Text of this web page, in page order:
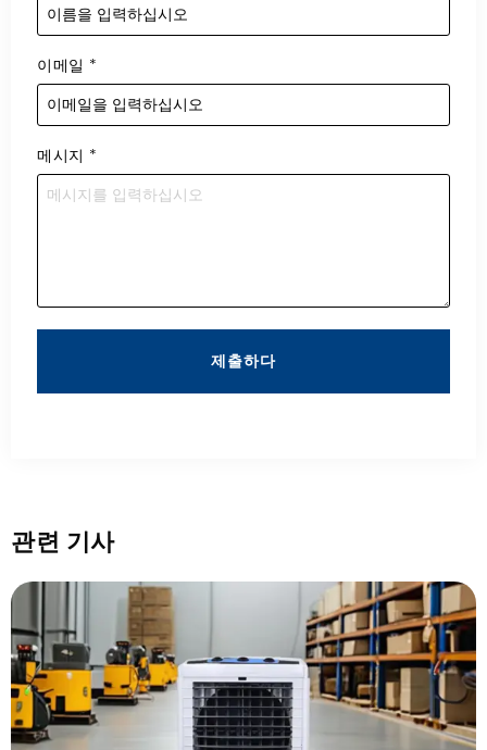
이메일 *
메시지 *
제출하다
관련 기사